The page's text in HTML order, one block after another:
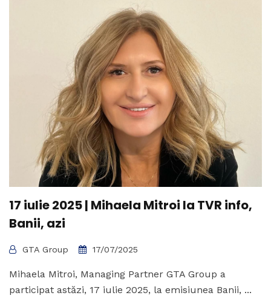
17 iulie 2025 | Mihaela Mitroi la TVR info,
Banii, azi
GTA Group 17/07/2025
Mihaela Mitroi, Managing Partner GTA Group a
participat astăzi, 17 iulie 2025, la emisiunea Banii, ...